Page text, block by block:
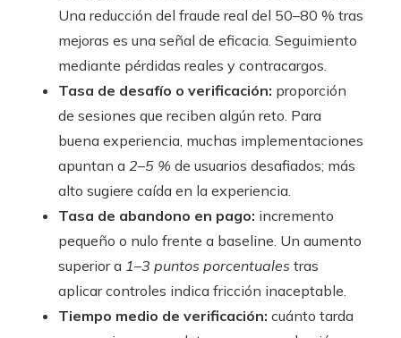
Una reducción del fraude real del 50–80 % tras
mejoras es una señal de eficacia. Seguimiento
mediante pérdidas reales y contracargos.
Tasa de desafío o verificación: proporción
de sesiones que reciben algún reto. Para
buena experiencia, muchas implementaciones
apuntan a 2–5 % de usuarios desafiados; más
alto sugiere caída en la experiencia.
Tasa de abandono en pago: incremento
pequeño o nulo frente a baseline. Un aumento
superior a 1–3 puntos porcentuales tras
aplicar controles indica fricción inaceptable.
Tiempo medio de verificación: cuánto tarda